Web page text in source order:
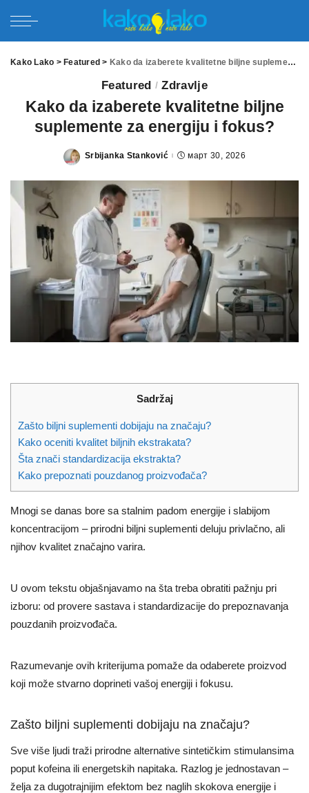
Kako Lako > Featured > Kako da izaberete kvalitetne biljne suplemente za energiju i fokus?
Featured Zdravlje
Kako da izaberete kvalitetne biljne
suplemente za energiju i fokus?
Posted
Srbijanka Stanković март 30, 2026
Sadržaj
Zašto biljni suplementi dobijaju na značaju?
Kako oceniti kvalitet biljnih ekstrakata?
Šta znači standardizacija ekstrakta?
Kako prepoznati pouzdanog proizvođača?
Mnogi se danas bore sa stalnim padom energije i slabijom
koncentracijom – prirodni biljni suplementi deluju privlačno, ali
njihov kvalitet značajno varira.
U ovom tekstu objašnjavamo na šta treba obratiti pažnju pri
izboru: od provere sastava i standardizacije do prepoznavanja
pouzdanih proizvođača.
Razumevanje ovih kriterijuma pomaže da odaberete proizvod
koji može stvarno doprineti vašoj energiji i fokusu.
Zašto biljni suplementi dobijaju na značaju?
Sve više ljudi traži prirodne alternative sintetičkim stimulansima
poput kofeina ili energetskih napitaka. Razlog je jednostavan –
želja za dugotrajnijim efektom bez naglih skokova energije i